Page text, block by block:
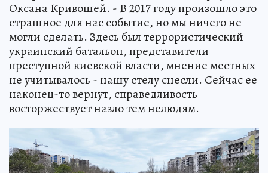
Оксана Кривошей. - В 2017 году произошло это
страшное для нас событие, но мы ничего не
могли сделать. Здесь был террористический
украинский батальон, представители
преступной киевской власти, мнение местных
не учитывалось - нашу стелу снесли. Сейчас ее
наконец-то вернут, справедливость
восторжествует назло тем нелюдям.